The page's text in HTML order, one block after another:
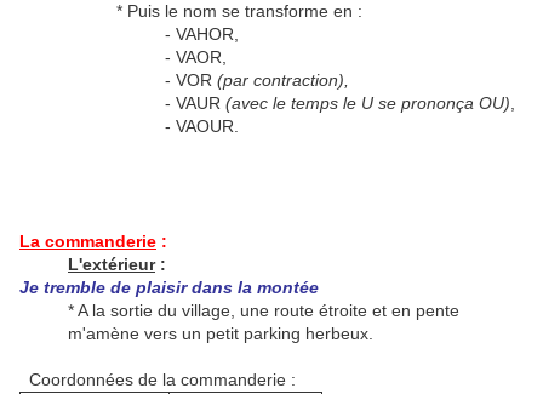
* Puis le nom se transforme en :
- VAHOR,
- VAOR,
- VOR (par contraction),
- VAUR (avec le temps le U se prononça OU)
- VAOUR.
La commanderie :
L'extérieur:
Je tremble de plaisir dans la montée
* A la sortie du village, une route étroite et en pente
m'amène vers un petit parking herbeux.
Coordonnées de la commanderie :